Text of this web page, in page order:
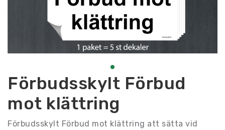
Förbudsskylt Förbud
mot klättring
Förbudsskylt Förbud mot klättring att sätta vid